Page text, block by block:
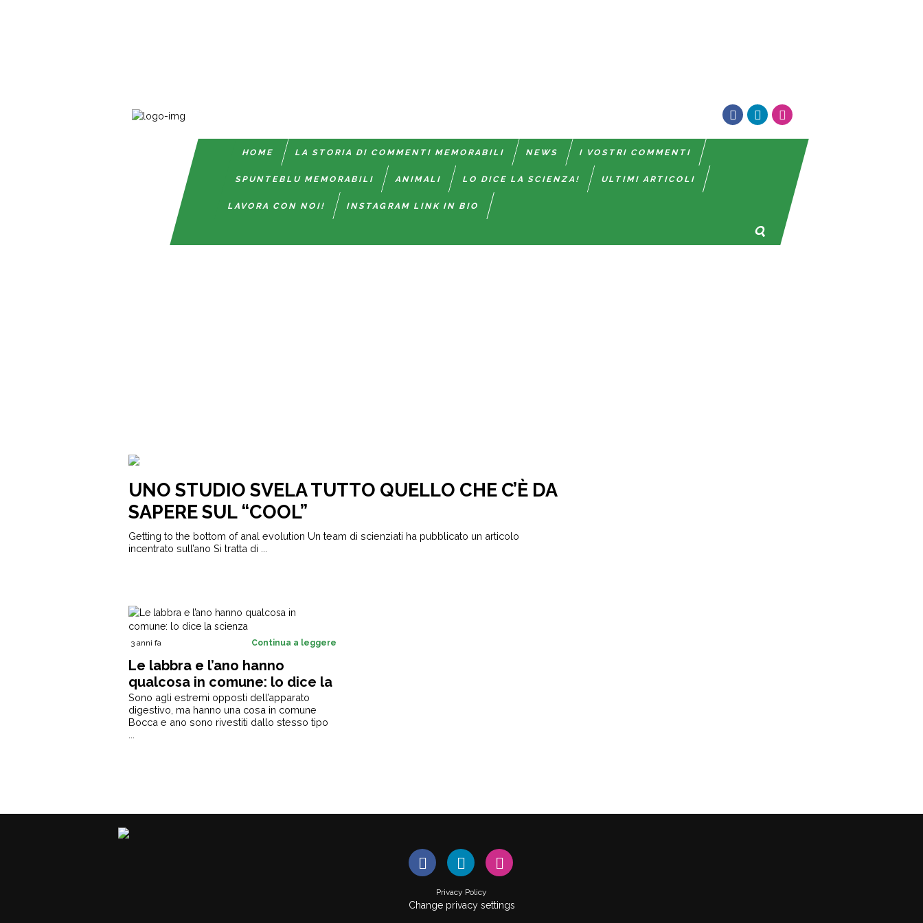
HOME LA STORIA DI COMMENTI MEMORABILI NEWS I VOSTRI COMMENTI
SPUNTEBLU MEMORABILI ANIMALI LO DICE LA SCIENZA! ULTIMI ARTICOLI
LAVORA CON NOI! INSTAGRAM LINK IN BIO
UNO STUDIO SVELA TUTTO QUELLO CHE C’È DA
SAPERE SUL “COOL”
Getting to the bottom of anal evolution Un team di scienziati ha pubblicato un articolo
incentrato sull’ano Si tratta di ...
3 anni fa Continua a leggere
Le labbra e l’ano hanno
qualcosa in comune: lo dice la
scienza
Sono agli estremi opposti dell’apparato
digestivo, ma hanno una cosa in comune
Bocca e ano sono rivestiti dallo stesso tipo
Privacy Policy
Change privacy settings